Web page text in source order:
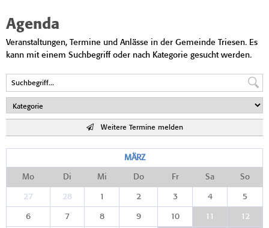
Agenda
Veranstaltungen, Termine und Anlässe in der Gemeinde Triesen. Es
kann mit einem Suchbegriff oder nach Kategorie gesucht werden.
Weitere Termine melden
MÄRZ
Mo Di Mi Do Fr Sa So
27 28 1 2 3 4 5
6 7 8 9 10 11 12